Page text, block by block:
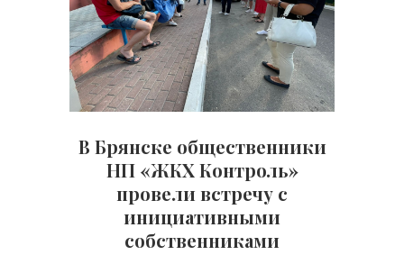
В Брянске общественники
НП «ЖКХ Контроль»
провели встречу с
инициативными
собственниками